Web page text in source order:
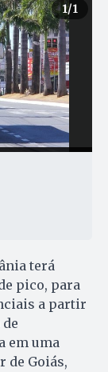
1/1
terá
pico, para
a partir
em uma
de Goiás,